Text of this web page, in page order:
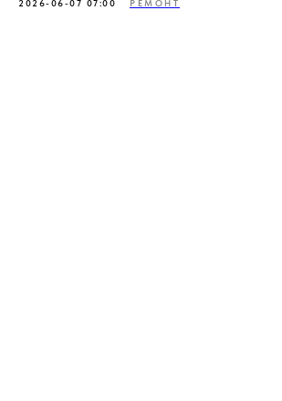
2026-06-07 07:00 РЕМОНТ